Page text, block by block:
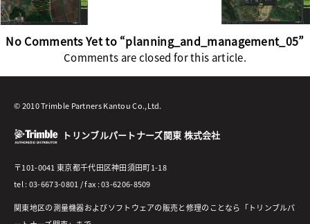
No Comments Yet to “planning_and_management_05”
Comments are closed for this article.
© 2010 Trimble Partners Kantou Co.,Ltd.
トリンブルパートナーズ関東 株式会社
〒101-0041 東京都千代田区神田須田町1-18
tel : 03-6673-0801 / fax : 03-6206-8509
関東地区の測量機器およびソフトウェアの販売と修理のことなら「トリンブルパ